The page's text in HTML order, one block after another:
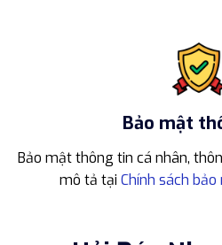
Bảo mật
Bảo mật thông tin cá nhân,
mô tả tại Chính sách